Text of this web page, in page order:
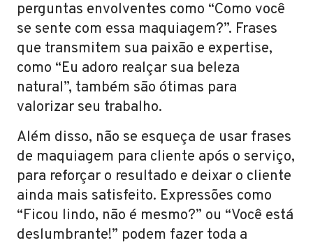
perguntas envolventes como “Como você
se sente com essa maquiagem?”. Frases
que transmitem sua paixão e expertise,
como “Eu adoro realçar sua beleza
natural”, também são ótimas para
valorizar seu trabalho.
Além disso, não se esqueça de usar frases
de maquiagem para cliente após o serviço,
para reforçar o resultado e deixar o cliente
ainda mais satisfeito. Expressões como
“Ficou lindo, não é mesmo?” ou “Você está
deslumbrante!” podem fazer toda a